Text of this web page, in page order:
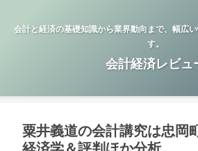
会計と経済の基礎知識から業界動向まで、幅広
す。
会計経済レビュ
粟井義道の会計講究は忠岡